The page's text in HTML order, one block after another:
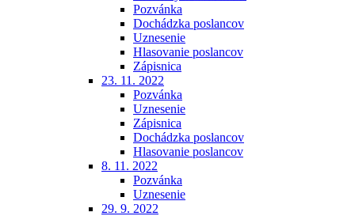
Pozvánka
Dochádzka poslancov
Uznesenie
Hlasovanie poslancov
Zápisnica
23. 11. 2022
Pozvánka
Uznesenie
Zápisnica
Dochádzka poslancov
Hlasovanie poslancov
8. 11. 2022
Pozvánka
Uznesenie
29. 9. 2022